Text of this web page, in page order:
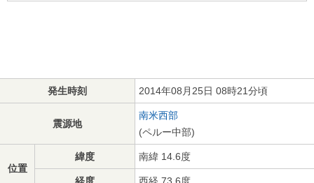
発生時刻 2014年08月25日 08時21分頃
震源地
南米西部
(ペルー中部)
位置
緯度 南緯 14.6度